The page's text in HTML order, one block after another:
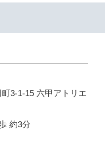
3-1-15 六甲アトリエ
約3分